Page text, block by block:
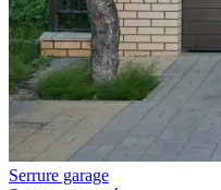
Serrure garage